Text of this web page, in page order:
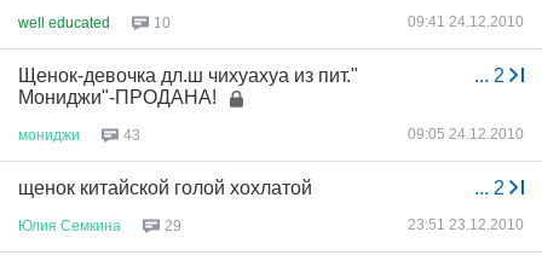
well educated 10 09:41 24.12.2010
... 2
Щенок-девочка дл.ш чихуахуа из пит."
Мониджи"-ПРОДАНА!
мониджи 43 09:05 24.12.2010
... 2
щенок китайской голой хохлатой
Юлия Семкина 29 23:51 23.12.2010